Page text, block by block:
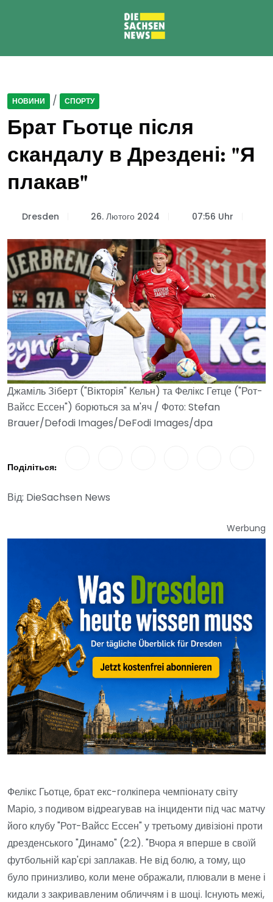
НОВИНИ / СПОРТУ
Брат Гьотце після
скандалу в Дрездені: "Я
плакав"
Dresden 26. Лютого 2024 07:56 Uhr
Джаміль Зіберт ("Вікторія" Кельн) та Фелікс Гетце ("Рот-
Вайсс Ессен") борються за м'яч / Фото: Stefan
Brauer/Defodi Images/DeFodi Images/dpa
Поділіться:
Від: DieSachsen News
Werbung
Фелікс Гьотце, брат екс-голкіпера чемпіонату світу
Маріо, з подивом відреагував на інциденти під час матчу
його клубу "Рот-Вайсс Ессен" у третьому дивізіоні проти
дрезденського "Динамо" (2:2). "Вчора я вперше в своїй
футбольній кар'єрі заплакав. Не від болю, а тому, що
було принизливо, коли мене ображали, плювали в мене і
кидали з закривавленим обличчям і в шоці. Існують межі,